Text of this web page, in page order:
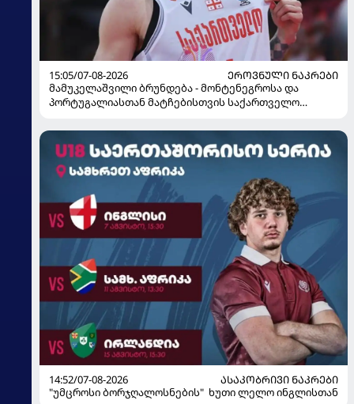
15:05/07-08-2026
ᲔᲠᲝᲕᲜᲣᲚᲘ ᲜᲐᲙᲠᲔᲑᲘ
მამუკელაშვილი ბრუნდება - მონტენეგროსა და
პორტუგალიასთან მატჩებისთვის საქართველო
14:52/07-08-2026
ᲐᲡᲐᲙᲝᲑᲠᲘᲕᲘ ᲜᲐᲙᲠᲔᲑᲘ
"უმცროსი ბორჯღალოსნების" ხუთი ლელო ინგლისთან